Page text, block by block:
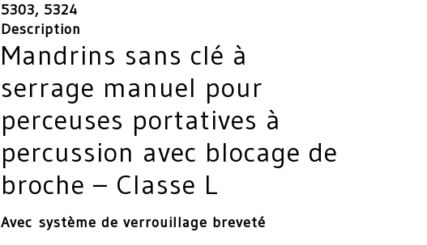
5303, 5324
Description
Mandrins sans clé à
serrage manuel pour
perceuses portatives à
percussion avec blocage de
broche – Classe L
Avec système de verrouillage breveté